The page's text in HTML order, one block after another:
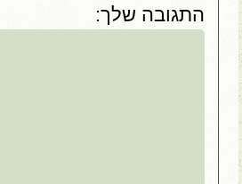
:התגובה שלך